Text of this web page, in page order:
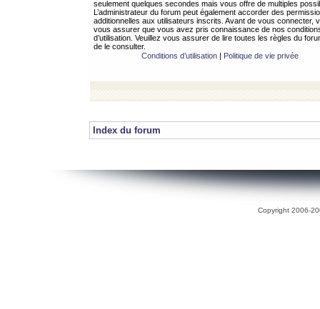
seulement quelques secondes mais vous offre de multiples
L’administrateur du forum peut également accorder des
additionnelles aux utilisateurs inscrits. Avant de vous connecter,
vous assurer que vous avez pris connaissance de nos
d’utilisation. Veuillez vous assurer de lire toutes les règles du
de le consulter.
Conditions d’utilisation| Politique de vie privée
Index du forum
Copyright 2006-